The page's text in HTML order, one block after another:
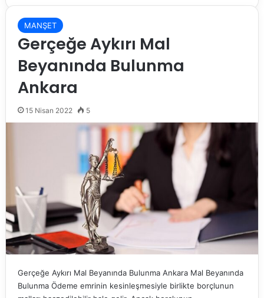
MANŞET
Gerçeğe Aykırı Mal
Beyanında Bulunma
Ankara
15 Nisan 2022 5
Gerçeğe Aykırı Mal Beyanında Bulunma Ankara Mal Beyanında
Bulunma Ödeme emrinin kesinleşmesiyle birlikte borçlunun